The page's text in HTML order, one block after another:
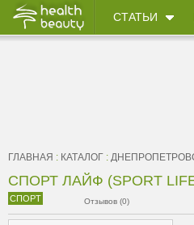
СТАТЬИ
ГЛАВНАЯ : КАТАЛОГ :
СПОРТ ЛАЙФ (SPORT
СПОРТ Отзывов (0)